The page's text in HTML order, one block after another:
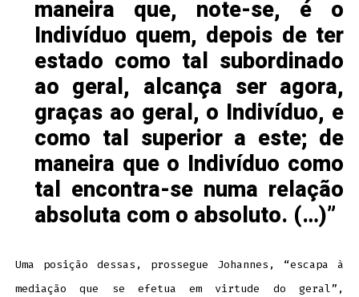
maneira que, note-se, é o
Indivíduo quem, depois de ter
estado como tal subordinado
ao geral, alcança ser agora,
graças ao geral, o Indivíduo, e
como tal superior a este; de
maneira que o Indivíduo como
tal encontra-se numa relação
absoluta com o absoluto. (…)
Uma posição dessas, prossegue Johannes, “escapa à
mediação que se efetua em virtude do geral”,